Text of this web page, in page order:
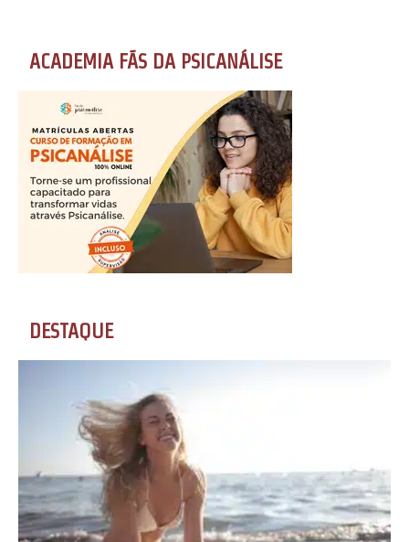
ACADEMIA FÃS DA PSICANÁLISE
DESTAQUE